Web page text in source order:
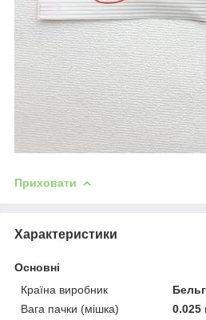
Приховати
Характеристики
Основні
Країна виробник
Вага пачки (мішка)
0.025